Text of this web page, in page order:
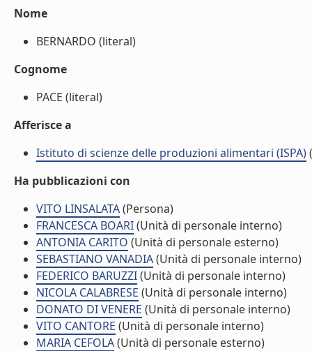
Nome
BERNARDO (literal)
Cognome
PACE (literal)
Afferisce a
Istituto di scienze delle produzioni alimentari (ISPA)
Ha pubblicazioni con
VITO LINSALATA(Persona)
FRANCESCA BOARI(Unità di personale interno)
ANTONIA CARITO (Unità di personale esterno)
SEBASTIANO VANADIA(Unità di personale interno)
FEDERICO BARUZZI(Unità di personale interno)
NICOLA CALABRESE (Unità di personale interno)
DONATO DI VENERE (Unità di personale interno)
VITO CANTORE (Unità di personale interno)
MARIA CEFOLA(Unità di personale esterno)